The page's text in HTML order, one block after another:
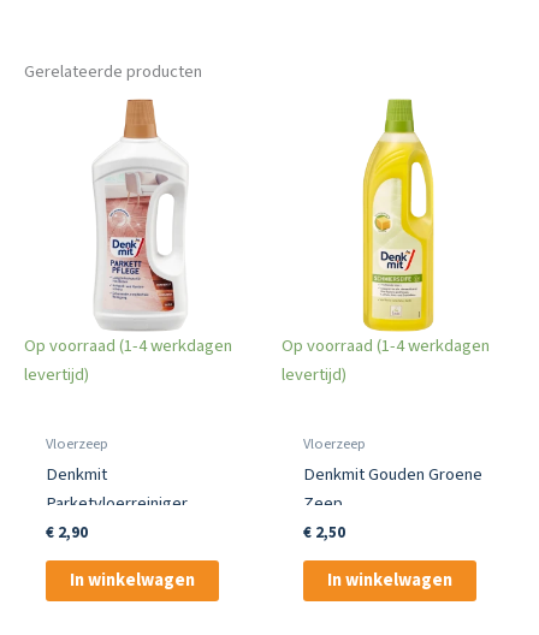
Gerelateerde producten
Op voorraad (1-4 werkdagen
levertijd)
Vloerzeep
Denkmit
Parketvloerreiniger
Parketverzorging
€2,90
In winkelwagen
Op voorraad (1-4 werkdagen
levertijd)
Vloerzeep
Denkmit Gouden Groene
Zeep
€2,50
In winkelwagen